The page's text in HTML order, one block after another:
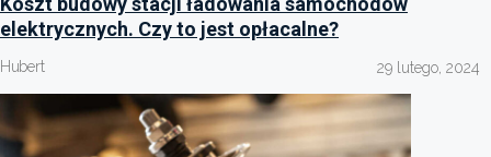
elektrycznych. Czy to jest opłacalne?
Hubert 29 lutego, 2024